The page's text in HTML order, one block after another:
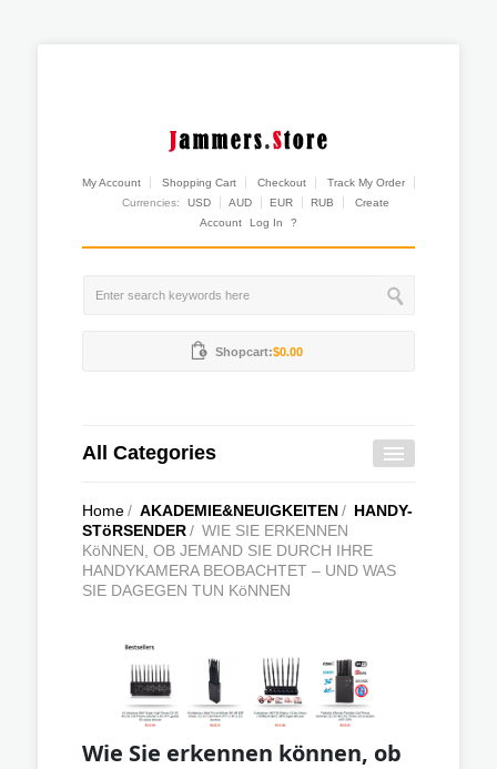
My Account Shopping Cart Checkout
Track My Order
Currencies:
USD AUD EUR RUB
Create
Account
Log In ?
Shopcart:$0.00
All Categories
Home/ AKADEMIE&NEUIGKEITEN/ HANDY-
STöRSENDER/ WIE SIE ERKENNEN
KöNNEN, OB JEMAND SIE DURCH IHRE
HANDYKAMERA BEOBACHTET – UND WAS
SIE DAGEGEN TUN KöNNEN
Wie Sie erkennen können, ob